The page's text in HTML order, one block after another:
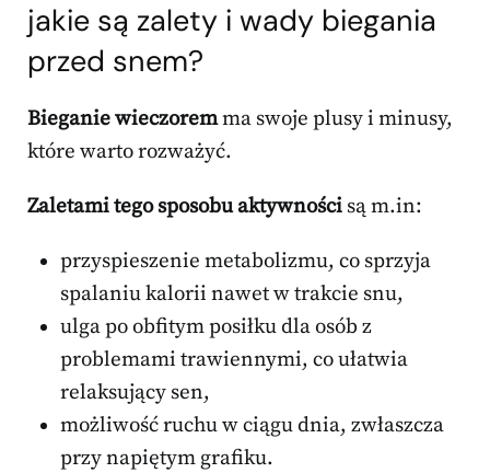
jakie są zalety i wady biegania
przed snem?
Bieganie wieczoremma swoje plusy i minusy,
które warto rozważyć.
Zaletami tego sposobu aktywności są m.in:
przyspieszenie metabolizmu, co sprzyja
spalaniu kalorii nawet w trakcie snu,
ulga po obfitym posiłku dla osób z
problemami trawiennymi, co ułatwia
relaksujący sen,
możliwość ruchu w ciągu dnia, zwłaszcza
przy napiętym grafiku.